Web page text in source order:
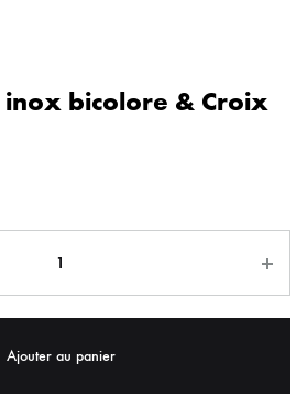
inox bicolore & Croix
Ajouter au panier